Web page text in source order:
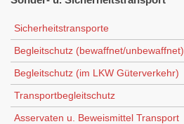
Sicherheitstransporte
Begleitschutz (bewaffnet/unbewaffnet)
Begleitschutz (im LKW Güterverkehr)
Transportbegleitschutz
Asservaten u. Beweismittel Transport